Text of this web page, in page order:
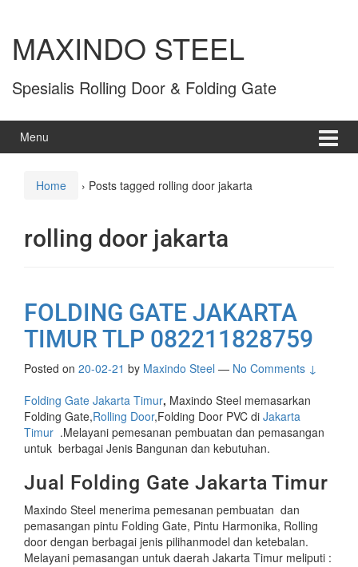
MAXINDO STEEL
Spesialis Rolling Door & Folding Gate
Menu
Home › Posts tagged rolling door jakarta
rolling door jakarta
FOLDING GATE JAKARTA
TIMUR TLP 082211828759
Posted on 20-02-21 by Maxindo Steel — No Comments ↓
Folding Gate Jakarta Timur, Maxindo Steel memasarkan
Folding Gate,Rolling Door,Folding Door PVC di Jakarta
Timur .Melayani pemesanan pembuatan dan pemasangan
untuk berbagai Jenis Bangunan dan kebutuhan.
Jual Folding Gate Jakarta Timur
Maxindo Steel menerima pemesanan pembuatan dan
pemasangan pintu Folding Gate, Pintu Harmonika, Rolling
door dengan berbagai jenis pilihanmodel dan ketebalan.
Melayani pemasangan untuk daerah Jakarta Timur meliputi :